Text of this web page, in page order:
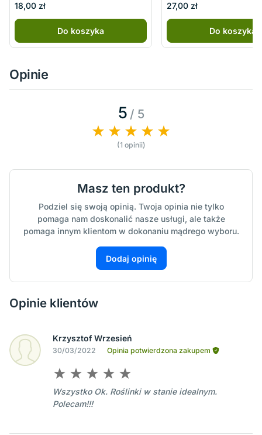
18,00 zł
Do koszyka
27,00 zł
Do koszyka
Opinie
5 / 5
(1 opinii)
Masz ten produkt?
Podziel się swoją opinią. Twoja opinia nie tylko
pomaga nam doskonalić nasze usługi, ale także
pomaga innym klientom w dokonaniu mądrego wyboru.
Dodaj opinię
Opinie klientów
Krzysztof Wrzesień
30/03/2022 Opinia potwierdzona zakupem
Wszystko Ok. Roślinki w stanie idealnym.
Polecam!!!